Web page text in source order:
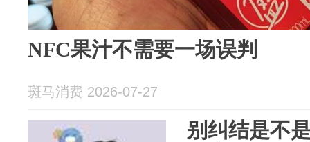
NFC果汁不需要一场误判
斑马消费 2026-07-27
别纠结是不